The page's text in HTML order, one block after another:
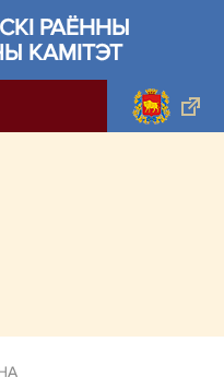
РАЁННЫ
КАМІТЭТ